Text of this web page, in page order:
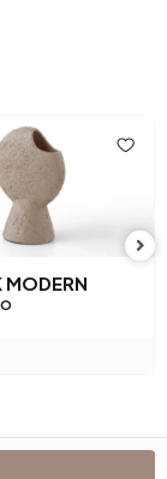
MODERN